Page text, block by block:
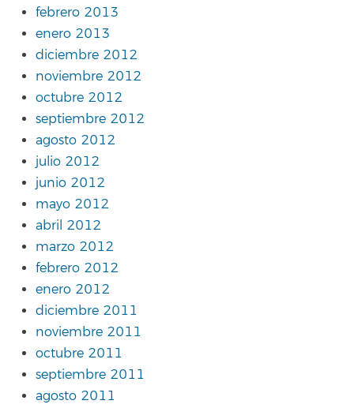
febrero 2013
enero 2013
diciembre 2012
noviembre 2012
octubre 2012
septiembre 2012
agosto 2012
julio 2012
junio 2012
mayo 2012
abril 2012
marzo 2012
febrero 2012
enero 2012
diciembre 2011
noviembre 2011
octubre 2011
septiembre 2011
agosto 2011